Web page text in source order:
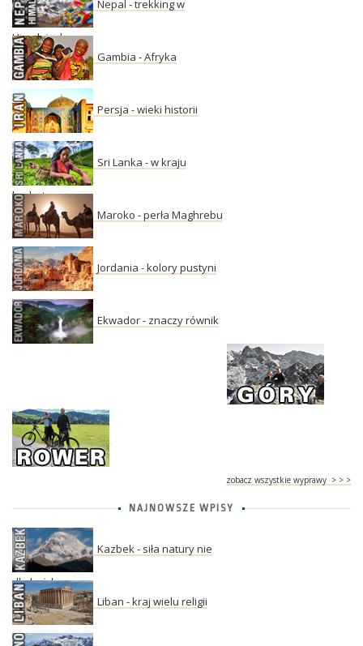
Nepal - trekking w
Himalajach
Gambia - Afryka
Persja - wieki historii
Sri Lanka - w kraju
herbaty
Maroko - perła Maghrebu
Jordania - kolory pustyni
Ekwador - znaczy równik
zobacz wszystkie wyprawy > > >
NAJNOWSZE WPISY
Kazbek - siła natury nie
dla każdego
Liban - kraj wielu religii